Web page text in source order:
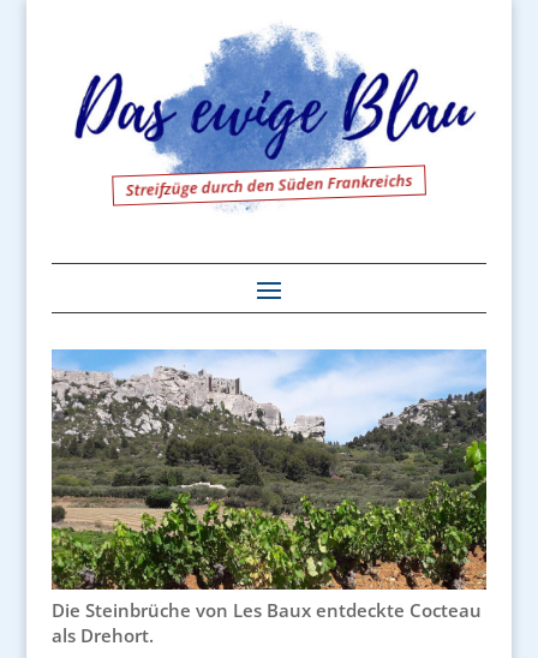
Streifzüge durch den Süden Frankreichs
Die Steinbrüche von Les Baux entdeckte Cocteau
als Drehort.